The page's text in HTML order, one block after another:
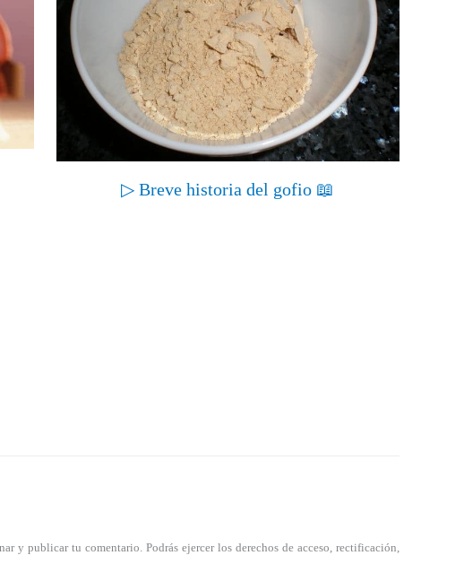
▷ Breve historia del gofio 📖
y publicar tu comentario. Podrás ejercer los derechos de acceso, rectificación,